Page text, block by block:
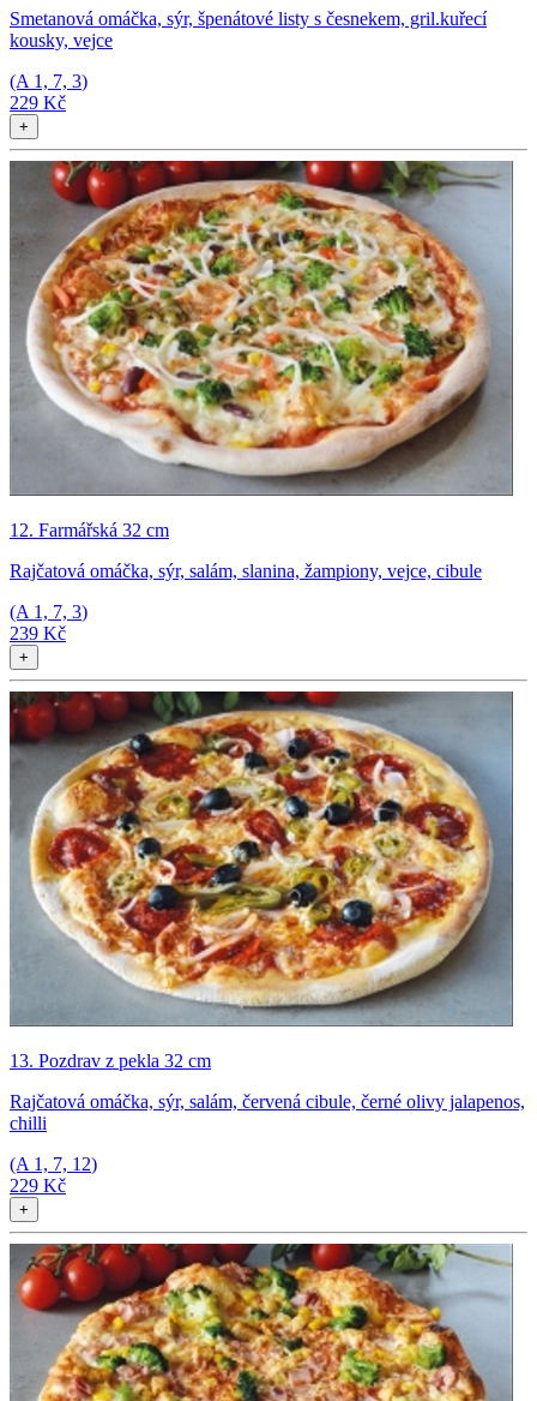
Smetanová omáčka, sýr, špenátové listy s česnekem, gril.kuřecí
kousky, vejce
(A 1, 7, 3)
229 Kč
+
12. Farmářská 32 cm
Rajčatová omáčka, sýr, salám, slanina, žampiony, vejce, cibule
(A 1, 7, 3)
239 Kč
+
13. Pozdrav z pekla 32 cm
Rajčatová omáčka, sýr, salám, červená cibule, černé olivy jalapenos,
chilli
(A 1, 7, 12)
229 Kč
+